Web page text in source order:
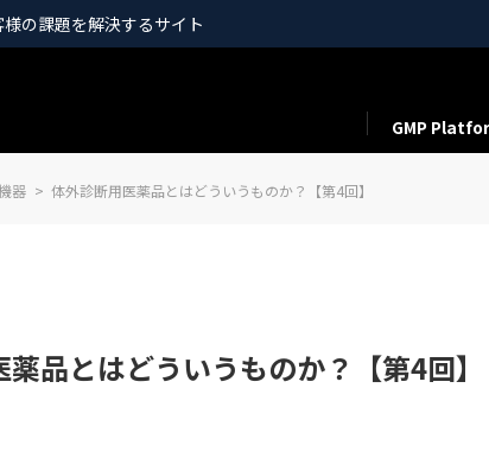
様の課題を解決するサイト
GMP
器 体外診断用医薬品とはどういうものか？【第4回】
品とはどういうものか？【第4回】